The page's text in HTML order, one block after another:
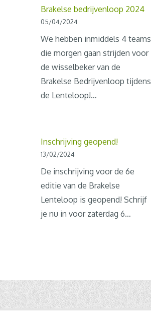
Brakelse bedrijvenloop 2024
05/04/2024
We hebben inmiddels 4 teams
die morgen gaan strijden voor
de wisselbeker van de
Brakelse Bedrijvenloop tijdens
de Lenteloop!…
Inschrijving geopend!
13/02/2024
De inschrijving voor de 6e
editie van de Brakelse
Lenteloop is geopend! Schrijf
je nu in voor zaterdag 6…